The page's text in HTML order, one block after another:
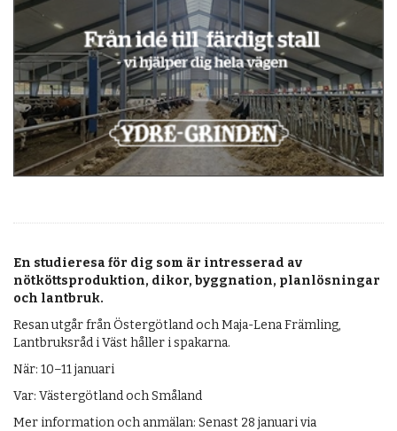
En studieresa för dig som är intresserad av
nötköttsproduktion, dikor, byggnation, planlösningar
och lantbruk.
Resan utgår från Östergötland och Maja-Lena Främling,
Lantbruksråd i Väst håller i spakarna.
När: 10–11 januari
Var: Västergötland och Småland
Mer information och anmälan: Senast 28 januari via